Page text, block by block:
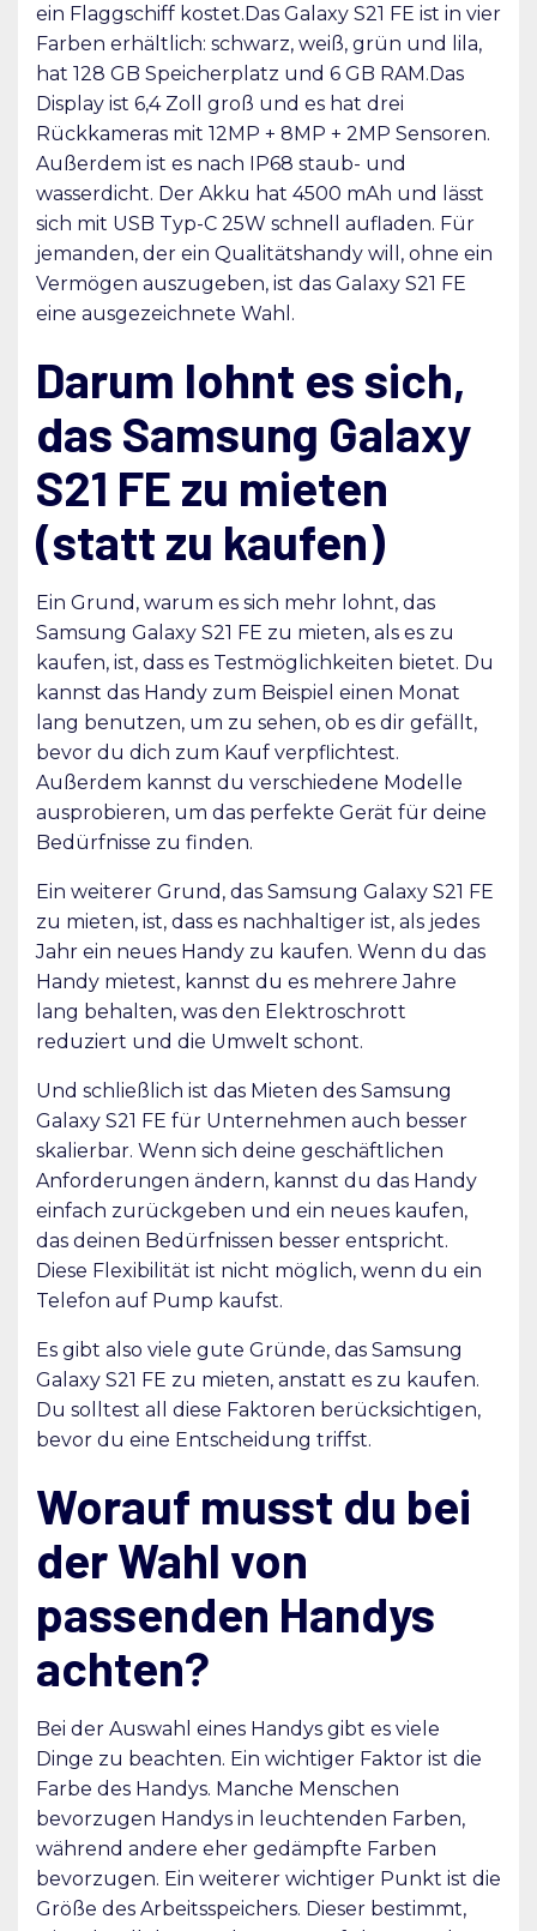
ein Flaggschiff kostet.Das Galaxy S21 FE ist in vier
Farben erhältlich: schwarz, weiß, grün und lila,
hat 128 GB Speicherplatz und 6 GB RAM.Das
Display ist 6,4 Zoll groß und es hat drei
Rückkameras mit 12MP + 8MP + 2MP Sensoren.
Außerdem ist es nach IP68 staub- und
wasserdicht. Der Akku hat 4500 mAh und lässt
sich mit USB Typ-C 25W schnell aufladen. Für
jemanden, der ein Qualitätshandy will, ohne ein
Vermögen auszugeben, ist das Galaxy S21 FE
eine ausgezeichnete Wahl.
Darum lohnt es sich,
das Samsung Galaxy
S21 FE zu mieten
(statt zu kaufen)
Ein Grund, warum es sich mehr lohnt, das
Samsung Galaxy S21 FE zu mieten, als es zu
kaufen, ist, dass es Testmöglichkeiten bietet. Du
kannst das Handy zum Beispiel einen Monat
lang benutzen, um zu sehen, ob es dir gefällt,
bevor du dich zum Kauf verpflichtest.
Außerdem kannst du verschiedene Modelle
ausprobieren, um das perfekte Gerät für deine
Bedürfnisse zu finden.
Ein weiterer Grund, das Samsung Galaxy S21 FE
zu mieten, ist, dass es nachhaltiger ist, als jedes
Jahr ein neues Handy zu kaufen. Wenn du das
Handy mietest, kannst du es mehrere Jahre
lang behalten, was den Elektroschrott
reduziert und die Umwelt schont.
Und schließlich ist das Mieten des Samsung
Galaxy S21 FE für Unternehmen auch besser
skalierbar. Wenn sich deine geschäftlichen
Anforderungen ändern, kannst du das Handy
einfach zurückgeben und ein neues kaufen,
das deinen Bedürfnissen besser entspricht.
Diese Flexibilität ist nicht möglich, wenn du ein
Telefon auf Pump kaufst.
Es gibt also viele gute Gründe, das Samsung
Galaxy S21 FE zu mieten, anstatt es zu kaufen.
Du solltest all diese Faktoren berücksichtigen,
bevor du eine Entscheidung triffst.
Worauf musst du bei
der Wahl von
passenden Handys
achten?
Bei der Auswahl eines Handys gibt es viele
Dinge zu beachten. Ein wichtiger Faktor ist die
Farbe des Handys. Manche Menschen
bevorzugen Handys in leuchtenden Farben,
während andere eher gedämpfte Farben
bevorzugen. Ein weiterer wichtiger Punkt ist die
Größe des Arbeitsspeichers. Dieser bestimmt,